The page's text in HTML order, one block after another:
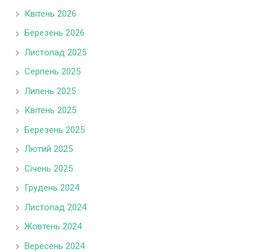
Квітень 2026
Березень 2026
Листопад 2025
Серпень 2025
Липень 2025
Квітень 2025
Березень 2025
Лютий 2025
Січень 2025
Грудень 2024
Листопад 2024
Жовтень 2024
Вересень 2024